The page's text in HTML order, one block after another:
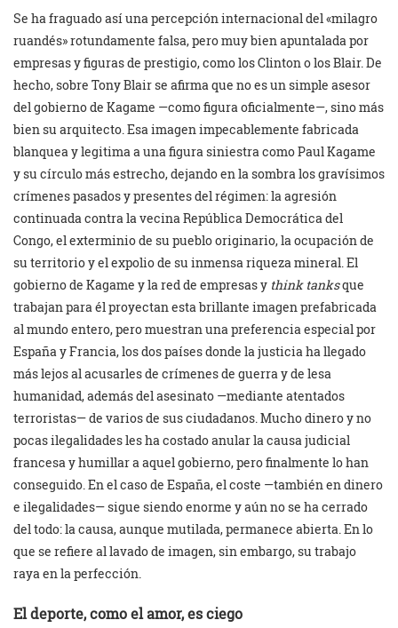
Se ha fraguado así una percepción internacional del «milagro
ruandés» rotundamente falsa, pero muy bien apuntalada por
empresas y figuras de prestigio, como los Clinton o los Blair. De
hecho, sobre Tony Blair se afirma que no es un simple asesor
del gobierno de Kagame —como figura oficialmente—, sino más
bien su arquitecto. Esa imagen impecablemente fabricada
blanquea y legitima a una figura siniestra como Paul Kagame
y su círculo más estrecho, dejando en la sombra los gravísimos
crímenes pasados y presentes del régimen: la agresión
continuada contra la vecina República Democrática del
Congo, el exterminio de su pueblo originario, la ocupación de
su territorio y el expolio de su inmensa riqueza mineral. El
gobierno de Kagame y la red de empresas y think tanksque
trabajan para él proyectan esta brillante imagen prefabricada
al mundo entero, pero muestran una preferencia especial por
España y Francia, los dos países donde la justicia ha llegado
más lejos al acusarles de crímenes de guerra y de lesa
humanidad, además del asesinato —mediante atentados
terroristas— de varios de sus ciudadanos. Mucho dinero y no
pocas ilegalidades les ha costado anular la causa judicial
francesa y humillar a aquel gobierno, pero finalmente lo han
conseguido. En el caso de España, el coste —también en dinero
e ilegalidades— sigue siendo enorme y aún no se ha cerrado
del todo: la causa, aunque mutilada, permanece abierta. En lo
que se refiere al lavado de imagen, sin embargo, su trabajo
raya en la perfección.
El deporte, como el amor, es ciego